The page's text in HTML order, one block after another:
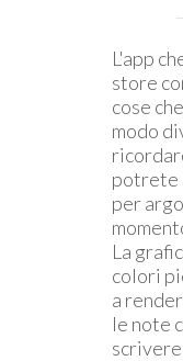
L'app
store
cose
modo
potrete
per
La
colori
a
le note